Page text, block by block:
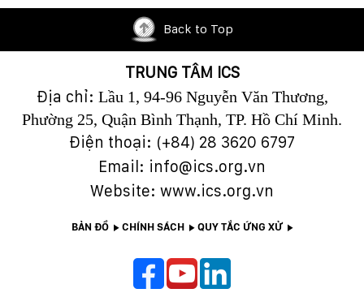
Back to Top
TRUNG TÂM ICS
Địa chỉ: Lầu 1, 94-96 Nguyễn Văn Thương,
Phường 25, Quận Bình Thạnh, TP. Hồ Chí Minh.
Điện thoại: (+84) 28 3620 6797
Email: info@ics.org.vn
Website: www.ics.org.vn
BẢN ĐỒ CHÍNH SÁCH QUY TẮC ỨNG XỬ